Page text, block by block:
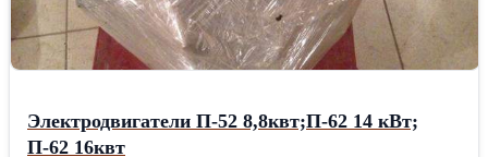
Электродвигатели П-52 8,8квт;П-62 14 кВт;
П-62 16квт